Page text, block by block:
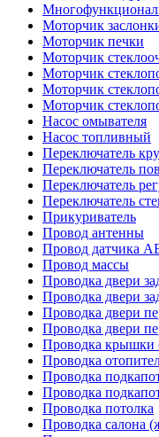
Моторчик
Моторчик печки
Моторчик
Моторчик
Моторчик
Моторчик
Насос омывателя
Насос топливный
Переключатель
Переключатель
Переключатель
Переключатель
Прикуриватель
Провод антенны
Провод датчика
Провод массы
Проводка двери
Проводка двери
Проводка двери
Проводка двери
Проводка крышки
Проводка
Проводка
Проводка
Проводка потолка
Проводка салона